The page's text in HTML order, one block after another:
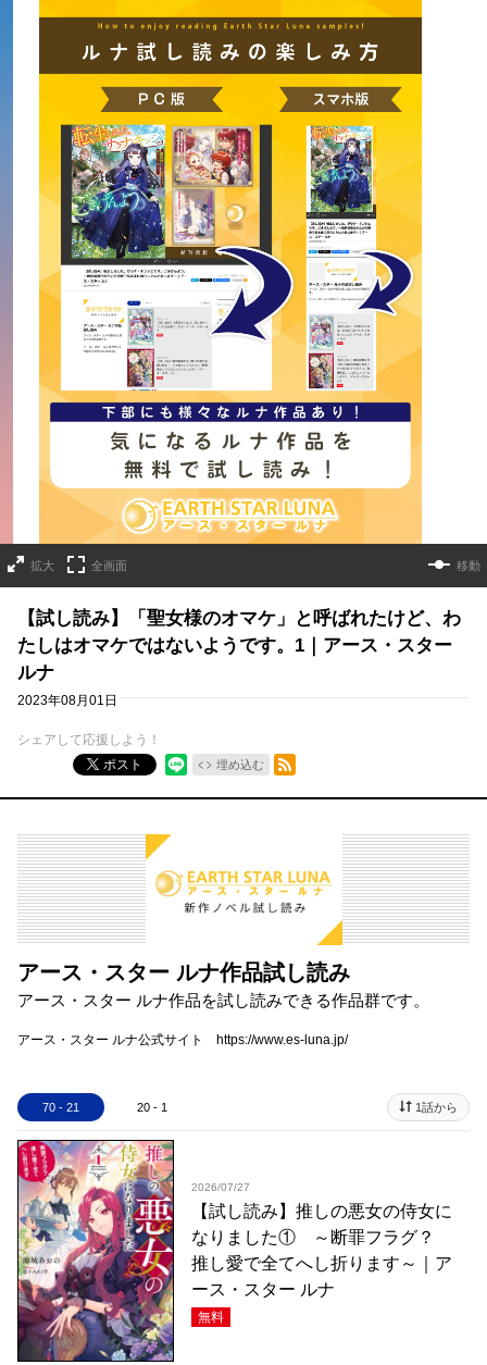
拡大 全画面 移動
【試し読み】「聖女様のオマケ」と呼ばれたけど、わ
たしはオマケではないようです。1｜アース・スター
ルナ
2023年08月01日
シェアして応援しよう！
ポスト
埋め込む
RSSフィード
アース・スター ルナ作品試し読み
アース・スター ルナ作品を試し読みできる作品群です。
アース・スター ルナ公式サイト https://www.es-luna.jp/
70 - 21 20 - 1 1話から
2026/07/27
【試し読み】推しの悪女の侍女に
なりました① ～断罪フラグ？
推し愛で全てへし折ります～｜ア
ース・スター ルナ
無料